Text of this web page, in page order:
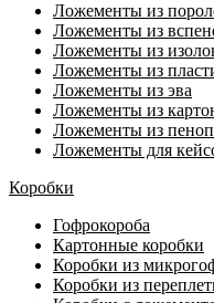
Ложементы из
Ложементы из
Ложементы из
Ложементы из
Ложементы из эва
Ложементы из
Ложементы из
Ложементы для
Коробки
Гофрокороба
Картонные коробки
Коробки из
Коробки из